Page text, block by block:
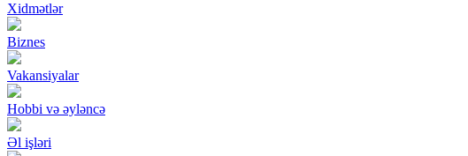
Xidmətlər
Biznes
Vakansiyalar
Hobbi və əyləncə
Əl işləri